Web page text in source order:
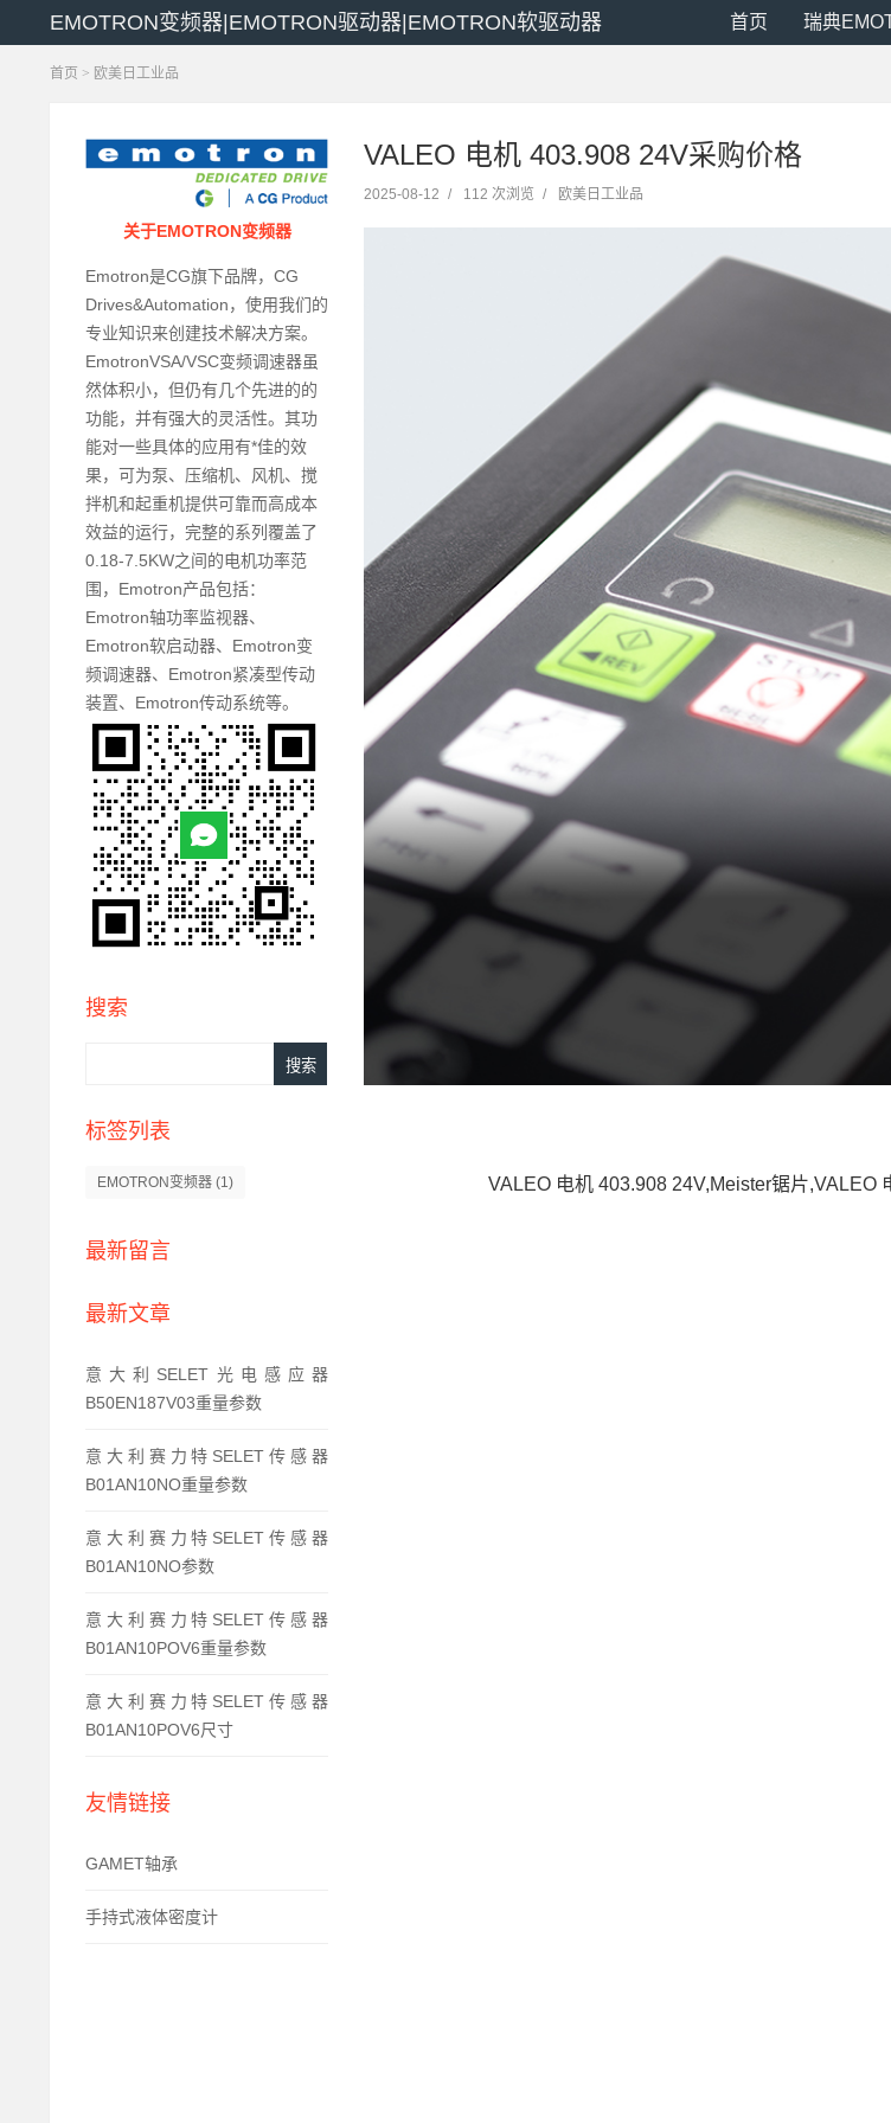
EMOTRON变频器|EMOTRON驱动器|EMOTRON软驱动器 首页 瑞典
首页 > 欧美日工业品
关于EMOTRON变频器
Emotron是CG旗下品牌，CG
Drives&Automation，使用我们的
专业知识来创建技术解决方案。
EmotronVSA/VSC变频调速器虽
然体积小，但仍有几个先进的的
功能，并有强大的灵活性。其功
能对一些具体的应用有*佳的效
果，可为泵、压缩机、风机、搅
拌机和起重机提供可靠而高成本
效益的运行，完整的系列覆盖了
0.18-7.5KW之间的电机功率范
围，Emotron产品包括：
Emotron轴功率监视器、
Emotron软启动器、Emotron变
频调速器、Emotron紧凑型传动
装置、Emotron传动系统等。
搜索
标签列表
EMOTRON变频器 (1)
最新留言
最新文章
意大利SELET光电感应器
B50EN187V03重量参数
意大利赛力特SELET传感器
B01AN10NO重量参数
意大利赛力特SELET传感器
B01AN10NO参数
意大利赛力特SELET传感器
B01AN10POV6重量参数
意大利赛力特SELET传感器
B01AN10POV6尺寸
友情链接
GAMET轴承
手持式液体密度计
VALEO 电机 403.908 24V采购价格
2025-08-12 / 112 次浏览 / 欧美日工业品
VALEO 电机 403.908 24V,Meister锯片,VALEO